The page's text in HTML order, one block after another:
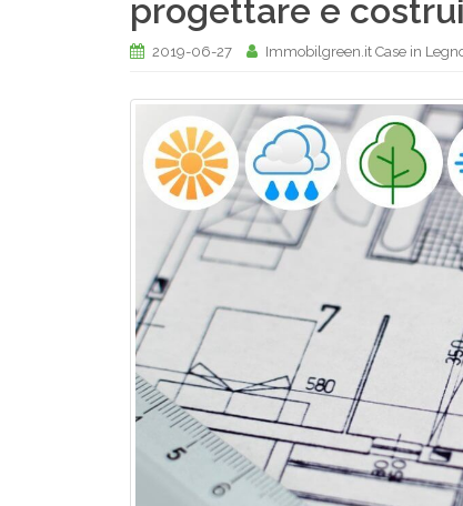
progettare e
2019-06-27 Immobilgreen.it Case in